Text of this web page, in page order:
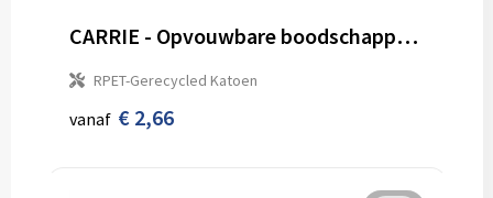
CARRIE - Opvouwbare boodschappentas 140g
RPET-Gerecycled Katoen
vanaf € 2,66